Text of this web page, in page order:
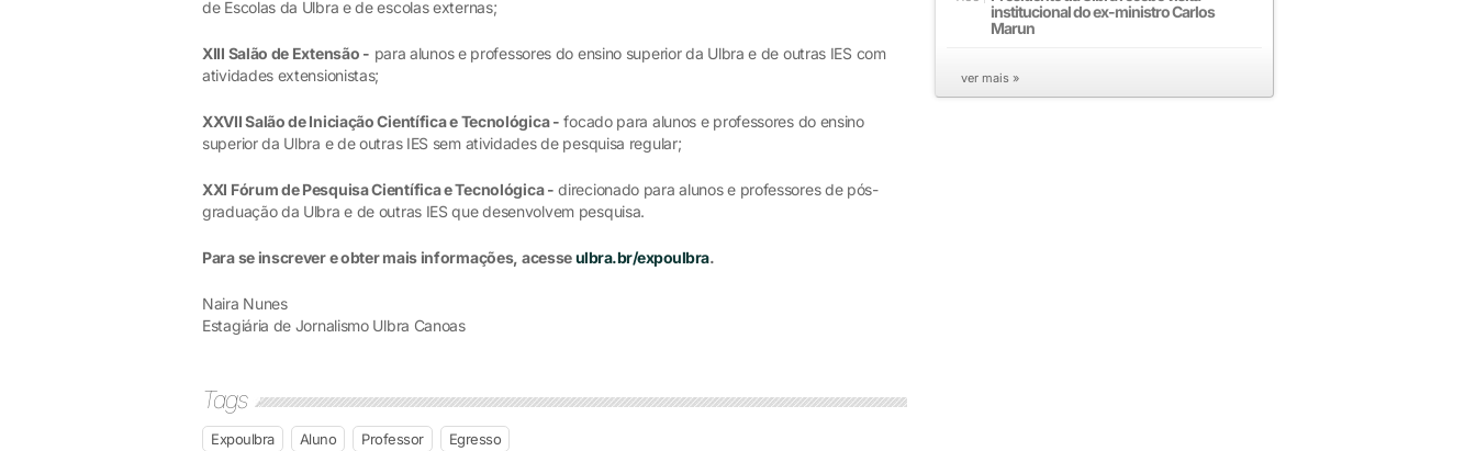
de Escolas da Ulbra e de escolas externas;
XIII Salão de Extensão - para alunos e professores do ensino superior da Ulbra e de outras IES com
atividades extensionistas;
XXVII Salão de Iniciação Científica e Tecnológica - focado para alunos e professores do ensino
superior da Ulbra e de outras IES sem atividades de pesquisa regular;
XXI Fórum de Pesquisa Científica e Tecnológica - direcionado para alunos e professores de pós-
graduação da Ulbra e de outras IES que desenvolvem pesquisa.
Para se inscrever e obter mais informações, acesseulbra.br/expoulbra.
Naira Nunes
Estagiária de Jornalismo Ulbra Canoas
Tags
Expoulbra Aluno Professor Egresso
institucional do ex-ministro Carlos
Marun
ver mais »